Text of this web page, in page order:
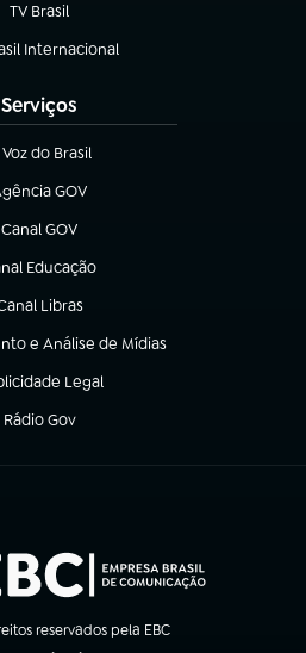
TV Brasil
(abre em nova aba)
Internacional
em nova aba)
Serviços
do Brasil
em nova aba)
GOV
em nova aba)
Canal GOV
(abre em nova aba)
Educação
em nova aba)
Libras
em nova aba)
e Análise de Mídias
aba)
Legal
em nova aba)
Rádio Gov
(abre em nova aba)
reservados pela EBC